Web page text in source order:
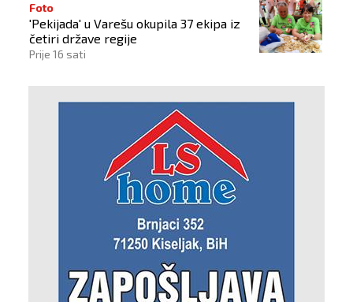
Foto
'Pekijada' u Varešu okupila 37 ekipa iz
četiri države regije
Prije 16 sati